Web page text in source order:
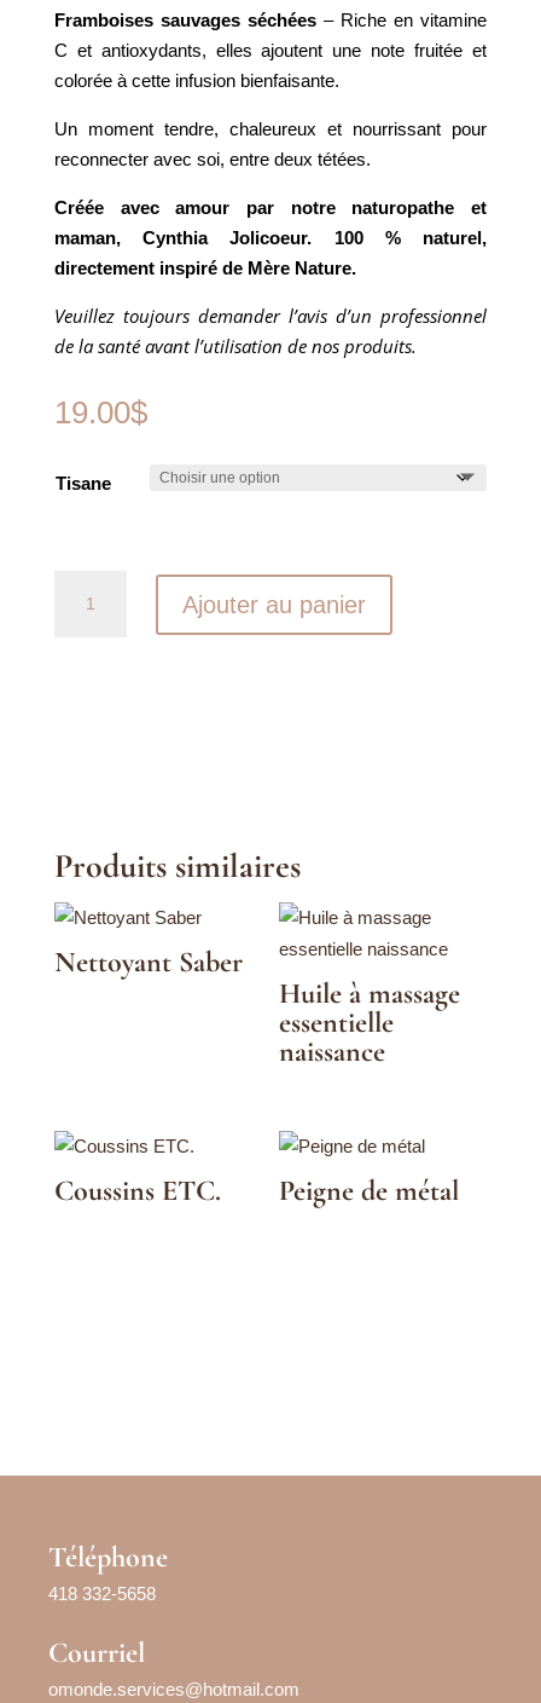
Framboises sauvages séchées– Riche en vitamine
C et antioxydants, elles ajoutent une note fruitée et
colorée à cette infusion bienfaisante.
Un moment tendre, chaleureux et nourrissant pour
reconnecter avec soi, entre deux tétées.
Créée avec amour par notre naturopathe et
maman, Cynthia Jolicoeur. 100 % naturel,
directement inspiré de Mère Nature.
Veuillez toujours demander l’avis d’un professionnel
de la santé avant l’utilisation de nos produits.
19.00$
Tisane
Ajouter au panier
Produits similaires
Nettoyant Saber
Huile à massage
essentielle
naissance
Coussins ETC. Peigne de métal
Téléphone
418 332-5658
Courriel
omonde.services@hotmail.com